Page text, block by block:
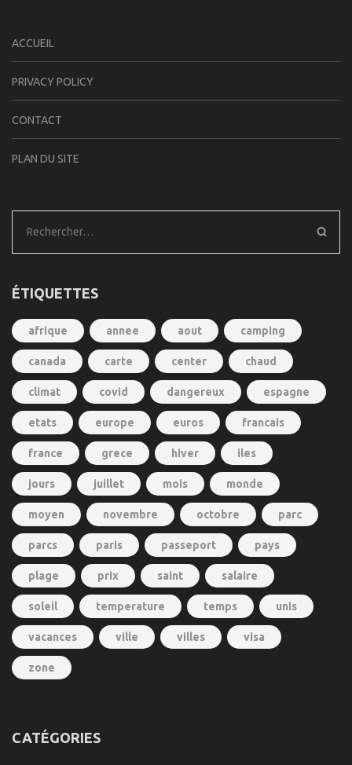
ACCUEIL
PRIVACY POLICY
CONTACT
PLAN DU SITE
Rechercher :
ÉTIQUETTES
afrique annee aout camping
canada carte center chaud
climat covid dangereux espagne
etats europe euros francais
france grece hiver iles
jours juillet mois monde
moyen novembre octobre parc
parcs paris passeport pays
plage prix saint salaire
soleil temperature temps unis
vacances ville villes visa
zone
CATÉGORIES